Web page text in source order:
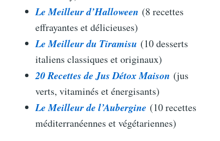
Le Meilleur d’Halloween (8 recettes
effrayantes et délicieuses)
Le Meilleur du Tiramisu (10 desserts
italiens classiques et originaux)
20 Recettes de Jus Détox Maison (jus
verts, vitaminés et énergisants)
Le Meilleur de l’Aubergine (10 recettes
méditerranéennes et végétariennes)